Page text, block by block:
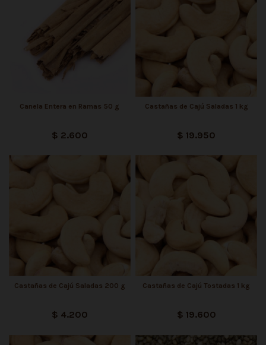
Canela Entera en Ramas 50 g
$ 2.600
Castañas de Cajú Saladas 1 kg
$ 19.950
Castañas de Cajú Saladas 200 g
$ 4.200
Castañas de Cajú Tostadas 1 kg
$ 19.600